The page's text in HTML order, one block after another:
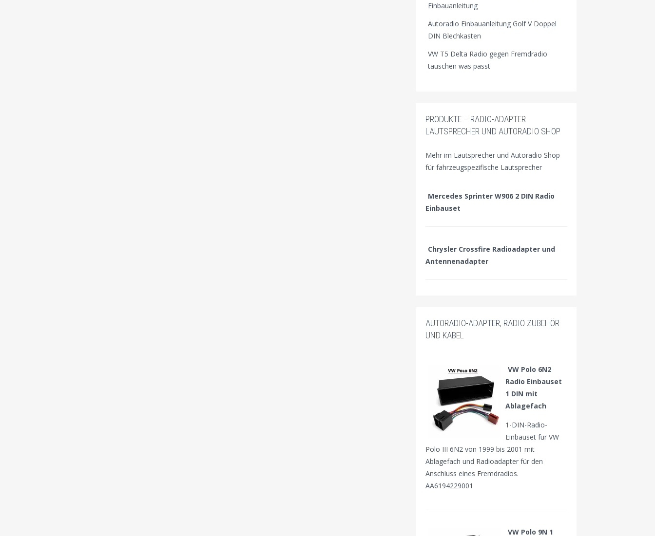
Einbauanleitung
Autoradio Einbauanleitung Golf V Doppel
DIN Blechkasten
VW T5 Delta Radio gegen Fremdradio
tauschen was passt
PRODUKTE – RADIO-ADAPTER
LAUTSPRECHER UND AUTORADIO SHOP
Mehr im Lautsprecher und Autoradio Shop
für fahrzeugspezifische Lautsprecher
Mercedes Sprinter W906 2 DIN Radio
Einbauset
Chrysler Crossfire Radioadapter und
Antennenadapter
AUTORADIO-ADAPTER, RADIO ZUBEHÖR
UND KABEL
VW Polo 6N2
Radio Einbauset
1 DIN mit
Ablagefach
1-DIN-Radio-
Einbauset für VW
Polo III 6N2 von 1999 bis 2001 mit
Ablagefach und Radioadapter für den
Anschluss eines Fremdradios.
AA6194229001
VW Polo 9N 1